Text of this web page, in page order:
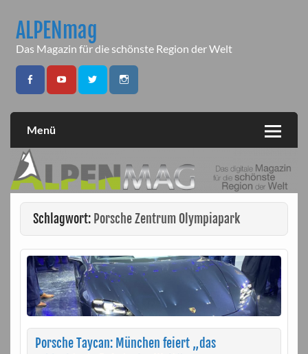
contentALPENmag
Das Magazin für die schönste Region der Welt
Menü
Schlagwort: Porsche Zentrum Olympiapark
Porsche Taycan: München feiert „das